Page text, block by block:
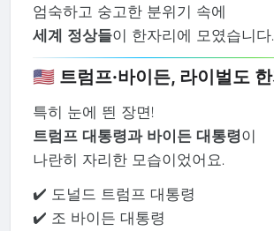
엄숙하고 숭고한 분위기 속에
세계 정상들이 한자리에 모였습니다.
🇺🇸 트럼프·바이든, 라이벌도 한
특히 눈에 띈 장면!
트럼프 대통령과 바이든 대통령이
나란히 자리한 모습이었어요.
✔️ 도널드 트럼프 대통령
✔️ 조 바이든 대통령